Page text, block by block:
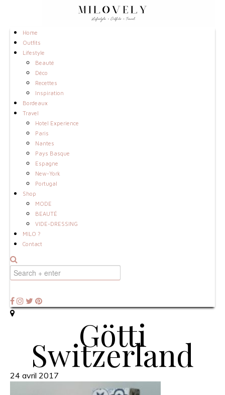
Home
Outfits
Lifestyle
Beauté
Déco
Recettes
Inspiration
Bordeaux
Travel
Hotel Experience
Paris
Nantes
Pays Basque
Espagne
New-York
Portugal
Shop
MODE
BEAUTÉ
VIDE-DRESSING
MILO ?
Contact
Götti
Switzerland
24 avril 2017